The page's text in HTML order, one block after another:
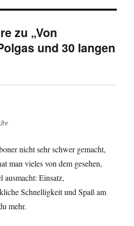
zu „Von
und 30 langen
nicht sehr schwer gemacht,
man vieles von dem gesehen,
ausmacht: Einsatz,
Schnelligkeit und Spaß am
mehr.